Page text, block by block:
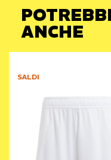
ANCHE
SALDI